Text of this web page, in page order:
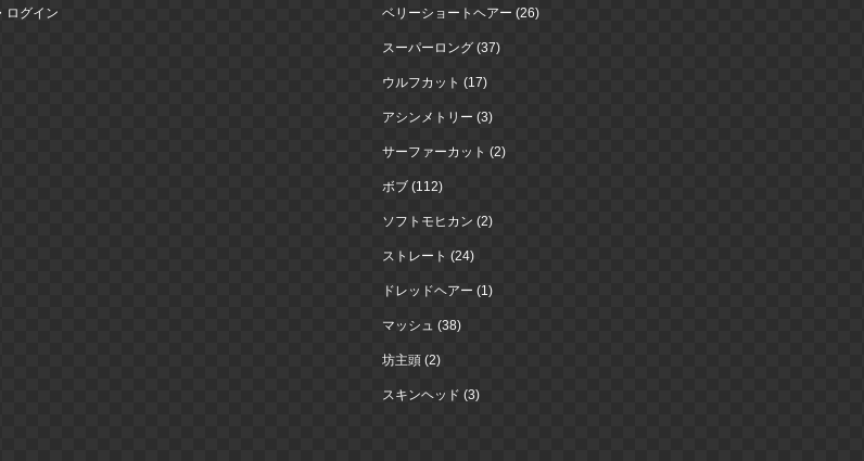
ログイン ベリーショートヘアー (26)
スーパーロング (37)
ウルフカット (17)
アシンメトリー (3)
サーファーカット (2)
ボブ (112)
ソフトモヒカン (2)
ストレート (24)
ドレッドヘアー (1)
マッシュ (38)
坊主頭 (2)
スキンヘッド (3)